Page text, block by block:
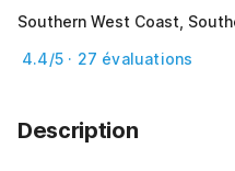
Southern West Coast,
4.4/5 · 27 évaluations
Description